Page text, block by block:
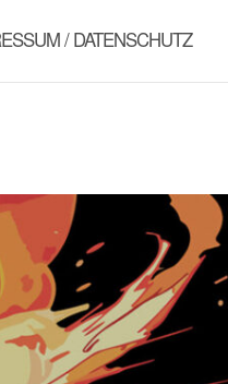
/ DATENSCHUTZ